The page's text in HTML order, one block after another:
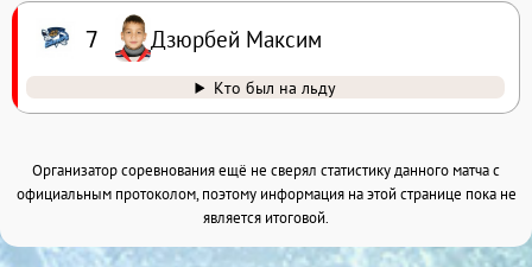
7 Дзюрбей Максим
Кто был на льду
Организатор соревнования ещё не сверял статистику данного матча с
официальным протоколом, поэтому информация на этой странице пока не
является итоговой.